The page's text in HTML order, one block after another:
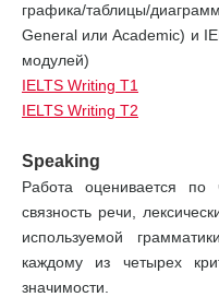
графика/таблицы/
General или Academic) и
модулей)
IELTS Writing T1
IELTS Writing T2
Speaking
Работа оценивается по
связность речи,
используемой
каждому из четырех
значимости.